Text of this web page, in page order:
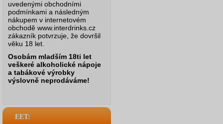
uvedenými obchodními
podmínkami a následným
nákupem v internetovém
obchodě www.interdrinks.cz
zákazník potvrzuje, že dovršil
věku 18 let.
Osobám mladším 18ti let
veškeré alkoholické nápoje
a tabákové výrobky
výslovně neprodáváme!
EET: